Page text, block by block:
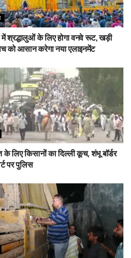
में श्रद्धालुओं के लिए होगा वनवे रूट, खड़ी
को आसान करेगा नया एलाइनमेंट
के लिए किसानों का दिल्ली कूच, शंभू बॉर्डर
पर पुलिस